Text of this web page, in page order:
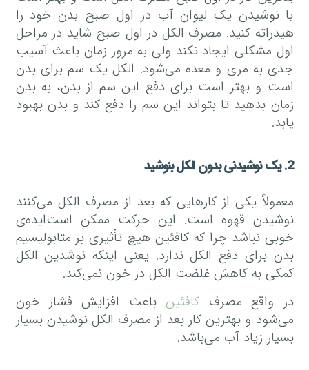
با نوشیدن یک لیوان آب در اول صبح بدن خود را
هیدراته کنید. مصرف الکل در اول صبح شاید در مراحل
اول مشکلی ایجاد نکند ولی به مرور زمان باعث آسیب
جدی به مری و معده می‌شود. الکل یک سم برای بدن
است و بهتر است برای دفع این سم از بدن، به بدن
زمان بدهید تا بتواند این سم را دفع کند و بدن بهبود
یابد.
2. یک نوشیدنی بدون الکل بنوشید
معمولاً یکی از کار‌هایی که بعد از مصرف الکل می‌کنند
نوشیدن قهوه است. این حرکت ممکن است‌ایده‌ی
خوبی نباشد چرا که کافئین هیچ تأثیری بر متابولیسیم
بدن برای دفع الکل ندارد. یعنی اینکه نوشدین الکل
کمکی به کاهش غلضت الکل در خون نمی‌کند.
در واقع مصرف کافئین باعث افزایش فشار خون
می‌شود و بهترین کار بعد از مصرف الکل نوشیدن بسیار
بسیار زیاد آب می‌باشد.